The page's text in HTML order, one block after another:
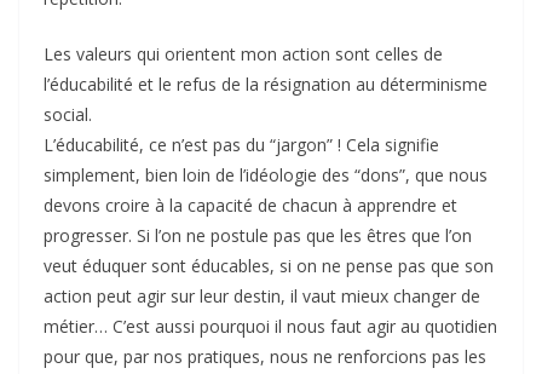
Les valeurs qui orientent mon action sont celles de
l’éducabilité et le refus de la résignation au déterminisme
social.
L’éducabilité, ce n’est pas du “jargon” ! Cela signifie
simplement, bien loin de l’idéologie des “dons”, que nous
devons croire à la capacité de chacun à apprendre et
progresser. Si l’on ne postule pas que les êtres que l’on
veut éduquer sont éducables, si on ne pense pas que son
action peut agir sur leur destin, il vaut mieux changer de
métier… C’est aussi pourquoi il nous faut agir au quotidien
pour que, par nos pratiques, nous ne renforcions pas les